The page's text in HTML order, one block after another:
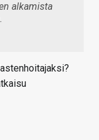
alkamista